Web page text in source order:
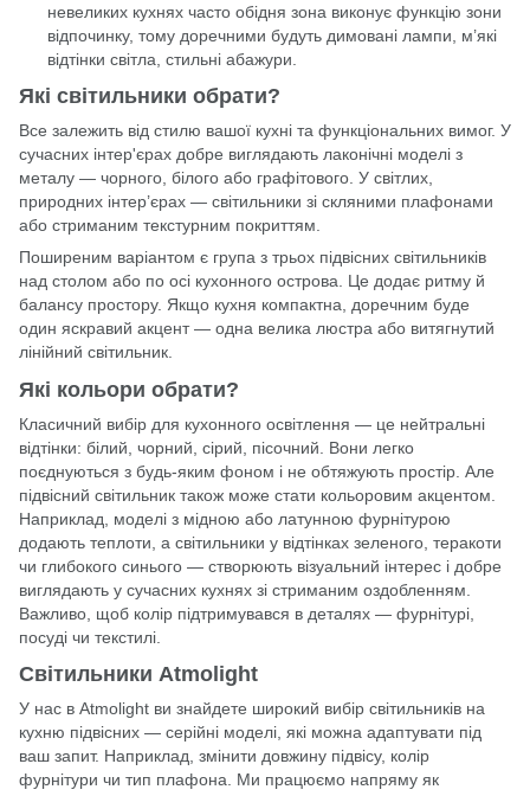
невеликих кухнях часто обідня зона виконує функцію зони
відпочинку, тому доречними будуть димовані лампи, м’які
відтінки світла, стильні абажури.
Які світильники обрати?
Все залежить від стилю вашої кухні та функціональних вимог. У
сучасних інтер'єрах добре виглядають лаконічні моделі з
металу — чорного, білого або графітового. У світлих,
природних інтер’єрах — світильники зі скляними плафонами
або стриманим текстурним покриттям.
Поширеним варіантом є група з трьох підвісних світильників
над столом або по осі кухонного острова. Це додає ритму й
балансу простору. Якщо кухня компактна, доречним буде
один яскравий акцент — одна велика люстра або витягнутий
лінійний світильник.
Які кольори обрати?
Класичний вибір для кухонного освітлення — це нейтральні
відтінки: білий, чорний, сірий, пісочний. Вони легко
поєднуються з будь-яким фоном і не обтяжують простір. Але
підвісний світильник також може стати кольоровим акцентом.
Наприклад, моделі з мідною або латунною фурнітурою
додають теплоти, а світильники у відтінках зеленого, теракоти
чи глибокого синього — створюють візуальний інтерес і добре
виглядають у сучасних кухнях зі стриманим оздобленням.
Важливо, щоб колір підтримувався в деталях — фурнітурі,
посуді чи текстилі.
Світильники Atmolight
У нас в Atmolight ви знайдете широкий вибір світильників на
кухню підвісних — серійні моделі, які можна адаптувати під
ваш запит. Наприклад, змінити довжину підвісу, колір
фурнітури чи тип плафона. Ми працюємо напряму як